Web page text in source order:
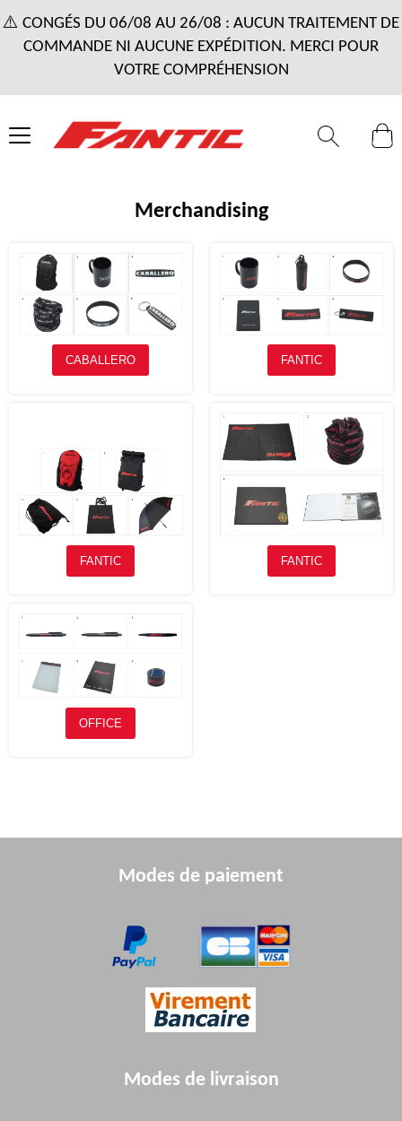
⚠️ CONGÉS DU 06/08 AU 26/08 : AUCUN TRAITEMENT DE
COMMANDE NI AUCUNE EXPÉDITION. MERCI POUR
VOTRE COMPRÉHENSION
Merchandising
CABALLERO FANTIC
FANTIC FANTIC
OFFICE
Modes de paiement
Modes de livraison